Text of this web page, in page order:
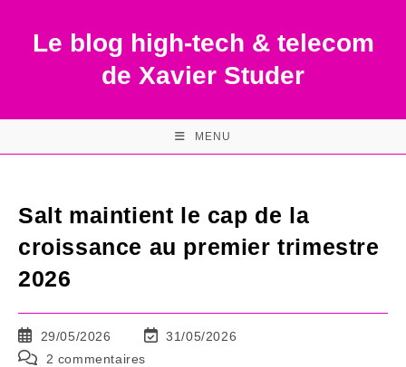
contentLe blog high-tech & telecom
de Xavier Studer
MENU
Salt maintient le cap de la
croissance au premier trimestre
2026
Publication
publiée :
29/05/2026
Dernière
31/05/2026
Commentaires
2 commentaires